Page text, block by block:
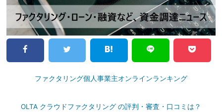
ファクタリング個人事業主オンラインランキング
OLTA クラウドファクタリング の評判・審査・口コミは？